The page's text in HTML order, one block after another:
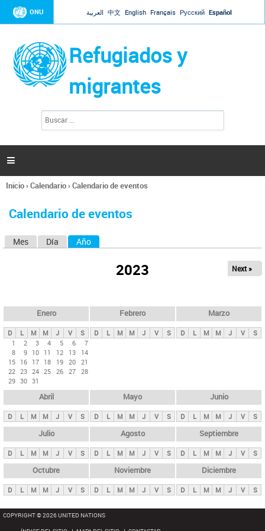
Jump to navigation
ONU العربية 中文 English Français Русский Español
Refugiados y
migrantes
l
d
s

Se
usted
Inicio›Calendario›Calendario de eventos
Calendario de eventos
s
p
n
i
p
a
l
s
Mes Día Año
2023 Next »
Enero
D L M M J V
S
1
2 3 4 5 6
7
8
9 10 11 12 13
14
15 16 17 18 19 20 21
22 23 24 25 26 27 28
29 30 31
Febrero
D L M M J V S
Marzo
D L M M J V S
Abril
D L M M J V S
Mayo
D L M M J V S
Junio
D L M M J V S
Julio
D L M M J V S
Agosto
D L M M J V S
Septiembre
D L M M J V S
Octubre
D L M M J V S
Noviembre
D L M M J V S
Diciembre
D L M M J V S
COPYRIGHT © 2026 UNITED NATIONS